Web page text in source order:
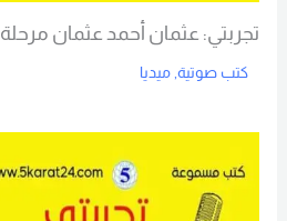
تجربتي: عثمان أحمد عثمان مرحلة 1
كتب صوتية, ميديا